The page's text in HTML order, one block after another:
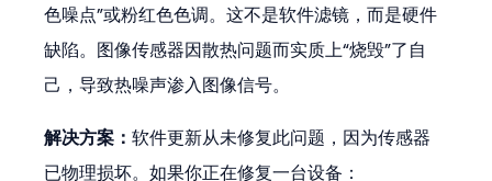
色噪点”或粉红色色调。这不是软件滤镜，而是硬件
缺陷。图像传感器因散热问题而实质上“烧毁”了自
己，导致热噪声渗入图像信号。
解决方案：软件更新从未修复此问题，因为传感器
已物理损坏。如果你正在修复一台设备：